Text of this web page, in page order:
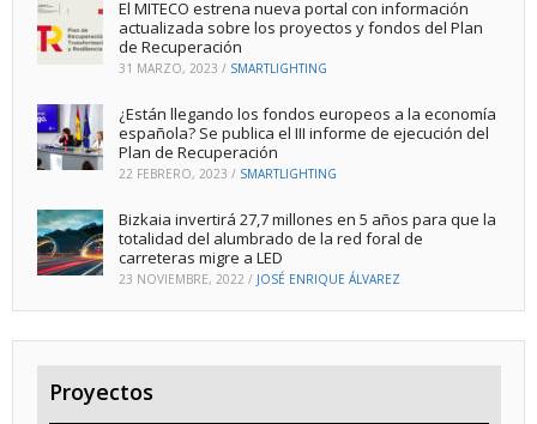
El MITECO estrena nueva portal con información
actualizada sobre los proyectos y fondos del Plan
de Recuperación
31 MARZO, 2023 / SMARTLIGHTING
¿Están llegando los fondos europeos a la economía
española? Se publica el III informe de ejecución del
Plan de Recuperación
22 FEBRERO, 2023 / SMARTLIGHTING
Bizkaia invertirá 27,7 millones en 5 años para que la
totalidad del alumbrado de la red foral de
carreteras migre a LED
23 NOVIEMBRE, 2022 / JOSÉ ENRIQUE ÁLVAREZ
Proyectos